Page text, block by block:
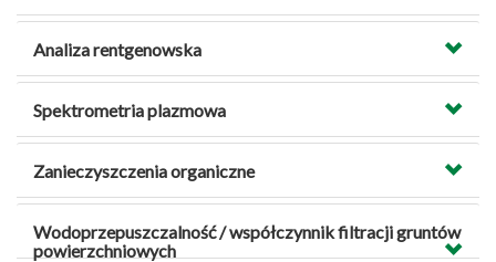
Analiza rentgenowska
Spektrometria plazmowa
Zanieczyszczenia organiczne
Wodoprzepuszczalność / współczynnik filtracji gruntów
powierzchniowych